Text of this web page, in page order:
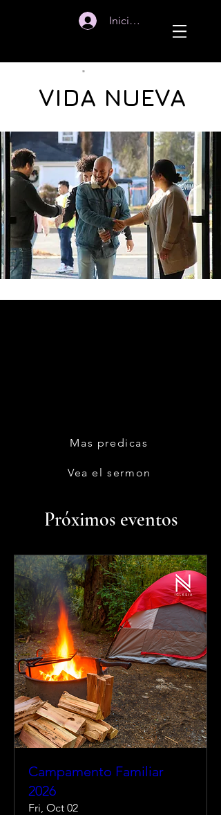
Iniciar sesión
VIDA NUEVA
Mas predicas
Vea el sermon
Próximos eventos
Campamento Familiar
2026
Fri, Oct 02